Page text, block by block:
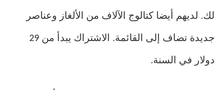
لك. لديهم أيضا كتالوج الآلاف من الألغاز وعناصر
جديدة تضاف إلى القائمة. الاشتراك يبدأ من 29
دولار في السنة.